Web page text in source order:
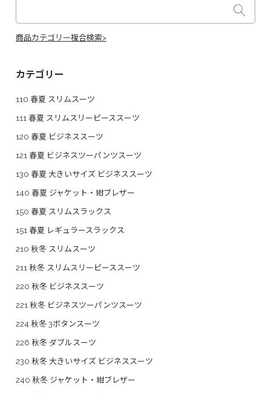
商品カテゴリー複合検索>
カテゴリー
110 春夏 スリムスーツ
111 春夏 スリムスリーピーススーツ
120 春夏 ビジネススーツ
121 春夏 ビジネスツーパンツスーツ
130 春夏 大きいサイズ ビジネススーツ
140 春夏 ジャケット・紺ブレザー
150 春夏 スリムスラックス
151 春夏 レギュラースラックス
210 秋冬 スリムスーツ
211 秋冬 スリムスリーピーススーツ
220 秋冬 ビジネススーツ
221 秋冬 ビジネスツーパンツスーツ
224 秋冬 3ボタンスーツ
226 秋冬 ダブルスーツ
230 秋冬 大きいサイズ ビジネススーツ
240 秋冬 ジャケット・紺ブレザー